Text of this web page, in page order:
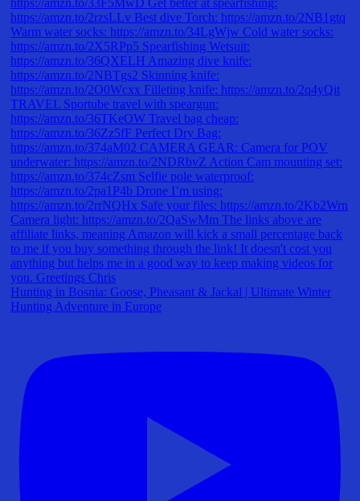
Hunting in Bosnia: Goose, Pheasant & Jackal | Ultimate Winter
Hunting Adventure in Europe